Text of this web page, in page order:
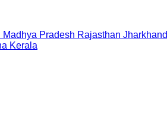
Madhya Pradesh Rajasthan Jharkhand
Kerala